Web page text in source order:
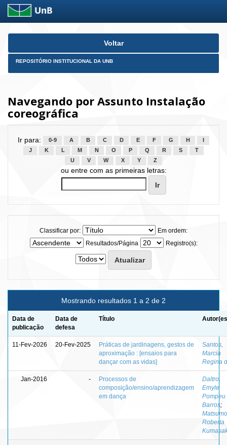
Skip
Voltar
REPOSITÓRIO INSTITUCIONAL DA UNB
Navegando por Assunto Instalação
coreográfica
Ir para: 0-9 A B C D E F G H
J
K L M N O P Q R S
T
U
V W X Y Z
ou entre com as primeiras letras:
Classificar por:
Em ordem:
Resultados/Página
Registro(s):
Mostrando resultados 1 a 2 de 2
Data de
publicação
Data de
defesa
Título
11-Fev-2026 20-Fev-2025
Práticas de jardinagens, gestos de
aproximação : [ensaios para
dançar com as vidas]
Santos,
Marcia
Regina
Jan-2016 -
Processos de
composição/ensino/aprendizagem
em dança
Daltro,
Emyle
Pompeu
Barros;
Roberta